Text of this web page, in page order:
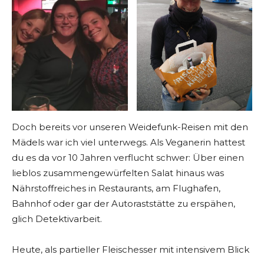
Doch bereits vor unseren Weidefunk-Reisen mit den
Mädels war ich viel unterwegs. Als Veganerin hattest
du es da vor 10 Jahren verflucht schwer: Über einen
lieblos zusammengewürfelten Salat hinaus was
Nährstoffreiches in Restaurants, am Flughafen,
Bahnhof oder gar der Autoraststätte zu erspähen,
glich Detektivarbeit.
Heute, als partieller Fleischesser mit intensivem Blick